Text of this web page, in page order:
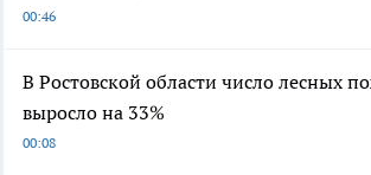
00:46
В Ростовской области число лесных
выросло на 33%
00:08